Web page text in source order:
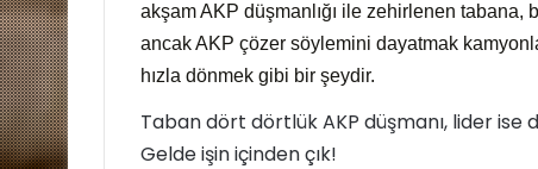
akşam AKP düşmanlığı ile zehirlenen
ancak AKP çözer söylemini dayatmak
hızla dönmek gibi bir şeydir.
Taban dört dörtlük AKP düşmanı, lider ise
Gelde işin içinden çık!